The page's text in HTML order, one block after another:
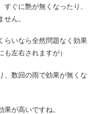
ぐに艶が無くなったり、
ん。
らいなら全然問題なく効果
左右されますが）
、数回の雨で効果が無くな
が高いですね。